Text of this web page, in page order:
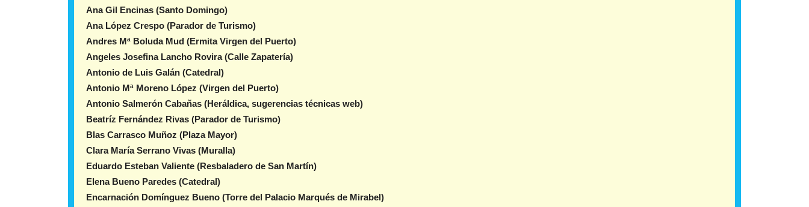
Ana Gil Encinas (Santo Domingo)
Ana López Crespo (Parador de Turismo)
Andres Mª Boluda Mud (Ermita Virgen del Puerto)
Angeles Josefina Lancho Rovira (Calle Zapatería)
Antonio de Luis Galán (Catedral)
Antonio Mª Moreno López (Virgen del Puerto)
Antonio Salmerón Cabañas (Heráldica, sugerencias técnicas web)
Beatríz Fernández Rivas (Parador de Turismo)
Blas Carrasco Muñoz (Plaza Mayor)
Clara María Serrano Vivas (Muralla)
Eduardo Esteban Valiente (Resbaladero de San Martín)
Elena Bueno Paredes (Catedral)
Encarnación Domínguez Bueno (Torre del Palacio Marqués de Mirabel)